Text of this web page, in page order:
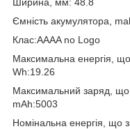
Ємність акумулятора,
Клас:AAAA no Logo
Максимальна енергія,
Wh:19.26
Максимальний заряд, що
mAh:5003
Номінальна енергія, що